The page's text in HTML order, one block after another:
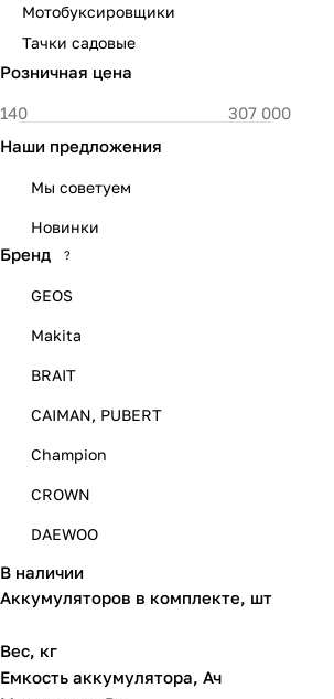
Мотобуксировщики
Тачки садовые
Розничная цена
Наши предложения
Мы советуем
Новинки
Бренд ?
GEOS
Makita
BRAIT
CAIMAN, PUBERT
Champion
CROWN
DAEWOO
Einhell
Felisatti
GREENWORKS
В наличии
Аккумуляторов в комплекте, шт
Вес, кг
Емкость аккумулятора, Ач